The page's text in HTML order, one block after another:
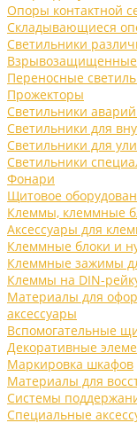
Опоры контактной
Складывающиеся
Светильники
Взрывозащищенные
Переносные
Прожекторы
Светильники
Светильники для
Светильники для
Светильники
Фонари
Щитовое
Клеммы, клеммные
Аксессуары для
Клеммные блоки и
Клеммные зажимы
Клеммы на DIN-
Материалы для
аксессуары
Вспомогательные
Декоративные
Маркировка шкафов
Материалы для
Системы
Специальные